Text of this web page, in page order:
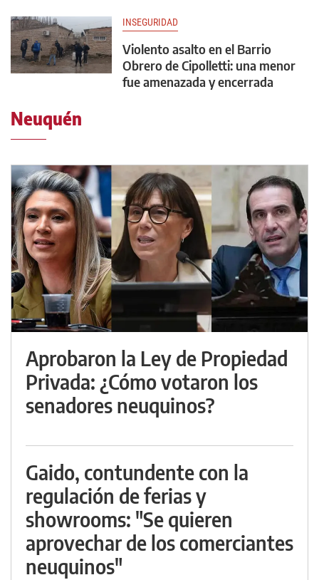
INSEGURIDAD
Violento asalto en el Barrio
Obrero de Cipolletti: una menor
fue amenazada y encerrada
Neuquén
Aprobaron la Ley de Propiedad
Privada: ¿Cómo votaron los
senadores neuquinos?
Gaido, contundente con la
regulación de ferias y
showrooms: "Se quieren
aprovechar de los comerciantes
neuquinos"